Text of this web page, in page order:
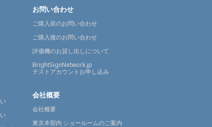
お問い合わせ
ご購入前のお問い合わせ
ご購入後のお問い合わせ
評価機のお貸し出しについて
BrightSignNetwork.jp
テストアカウントお申し込み
会社概要
会社概要
東京本部内 ショールームのご案内